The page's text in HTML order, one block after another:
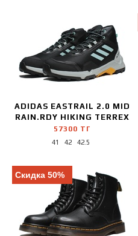
Under Armor
Under Armour
Versace
Victoria Beckham
yohji yamamoto
Золотой
Стальной
Серебряный
Хаки
ADIDAS EASTRAIL 2.0 MID
RAIN.RDY HIKING TERREX
57300 ТГ
41 42 42.5
Скидка 50%